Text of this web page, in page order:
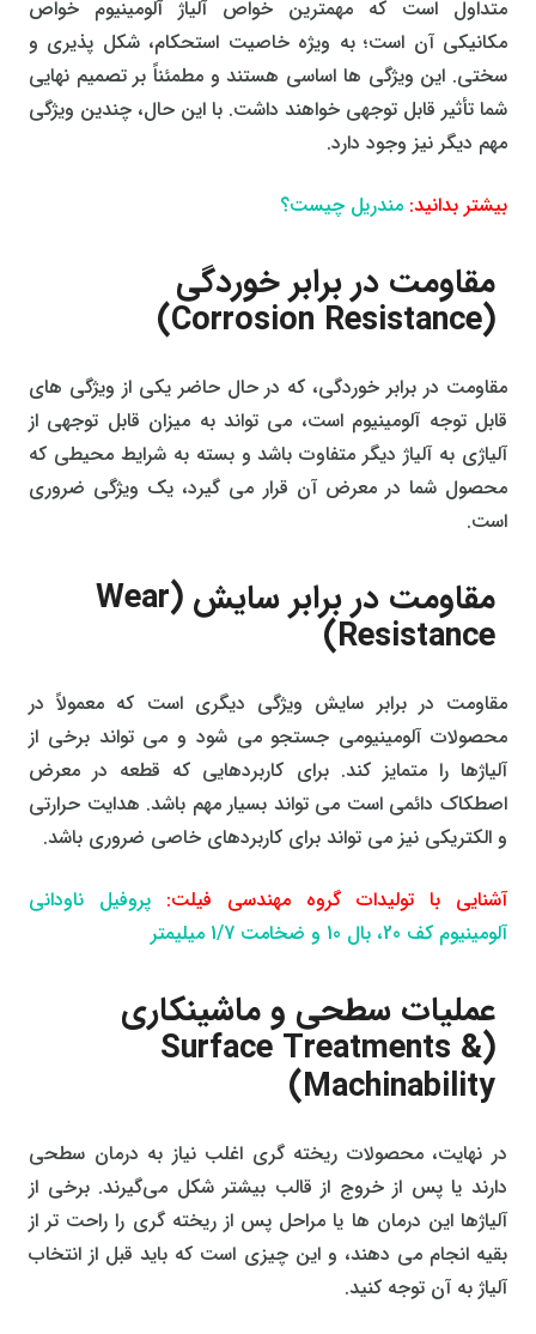
متداول است که مهمترین خواص آلیاژ آلومینیوم خواص
مکانیکی آن است؛ به ویژه خاصیت استحکام، شکل پذیری و
سختی. این ویژگی ها اساسی هستند و مطمئناً بر تصمیم نهایی
شما تأثیر قابل توجهی خواهند داشت. با این حال، چندین ویژگی
مهم دیگر نیز وجود دارد.
بیشتر بدانید: مندریل چیست؟
مقاومت در برابر خوردگی
(Corrosion Resistance)
مقاومت در برابر خوردگی، که در حال حاضر یکی از ویژگی های
قابل توجه آلومینیوم است، می تواند به میزان قابل توجهی از
آلیاژی به آلیاژ دیگر متفاوت باشد و بسته به شرایط محیطی که
محصول شما در معرض آن قرار می گیرد، یک ویژگی ضروری
است.
مقاومت در برابر سایش (Wear
Resistance)
مقاومت در برابر سایش ویژگی دیگری است که معمولاً در
محصولات آلومینیومی جستجو می شود و می تواند برخی از
آلیاژها را متمایز کند. برای کاربردهایی که قطعه در معرض
اصطکاک دائمی است می تواند بسیار مهم باشد. هدایت حرارتی
و الکتریکی نیز می تواند برای کاربردهای خاصی ضروری باشد.
آشنایی با تولیدات گروه مهندسی فیلت: پروفیل ناودانی
آلومینیوم کف 20، بال 10 و ضخامت 1/7 میلیمتر
عملیات سطحی و ماشینکاری
(Surface Treatments &
Machinability)
در نهایت، محصولات ریخته گری اغلب نیاز به درمان سطحی
دارند یا پس از خروج از قالب بیشتر شکل می‌گیرند. برخی از
آلیاژها این درمان ها یا مراحل پس از ریخته گری را راحت تر از
بقیه انجام می دهند، و این چیزی است که باید قبل از انتخاب
آلیاژ به آن توجه کنید.